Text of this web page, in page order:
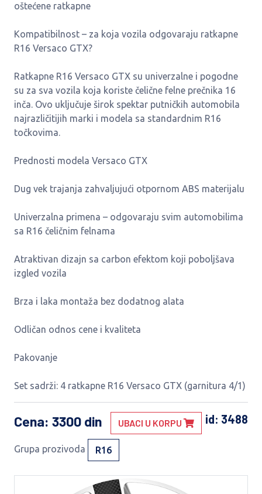
oštećene ratkapne
Kompatibilnost – za koja vozila odgovaraju ratkapne
R16 Versaco GTX?
Ratkapne R16 Versaco GTX su univerzalne i pogodne
su za sva vozila koja koriste čelične felne prečnika 16
inča. Ovo uključuje širok spektar putničkih automobila
najrazličitijih marki i modela sa standardnim R16
točkovima.
Prednosti modela Versaco GTX
Dug vek trajanja zahvaljujući otpornom ABS materijalu
Univerzalna primena – odgovaraju svim automobilima
sa R16 čeličnim felnama
Atraktivan dizajn sa carbon efektom koji poboljšava
izgled vozila
Brza i laka montaža bez dodatnog alata
Odličan odnos cene i kvaliteta
Pakovanje
Set sadrži: 4 ratkapne R16 Versaco GTX (garnitura 4/1)
Cena: 3300 din id: 3488
UBACI U KORPU
Grupa prozivoda R16